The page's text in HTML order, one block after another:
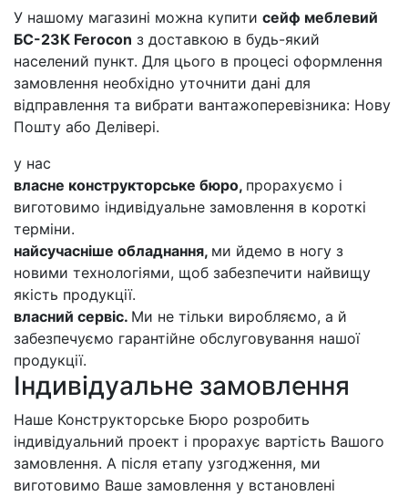
У нашому магазині можна купити сейф меблевий
БС-23К Ferocon з доставкою в будь-який
населений пункт. Для цього в процесі оформлення
замовлення необхідно уточнити дані для
відправлення та вибрати вантажоперевізника: Нову
Пошту або Делівері.
у нас
власне конструкторське бюро, прорахуємо і
виготовимо індивідуальне замовлення в короткі
терміни.
найсучасніше обладнання, ми йдемо в ногу з
новими технологіями, щоб забезпечити найвищу
якість продукції.
власний сервіс. Ми не тільки виробляємо, а й
забезпечуємо гарантійне обслуговування нашої
продукції.
Індивідуальне замовлення
Наше Конструкторське Бюро розробить
індивідуальний проект і прорахує вартість Вашого
замовлення. А після етапу узгодження, ми
виготовимо Ваше замовлення у встановлені